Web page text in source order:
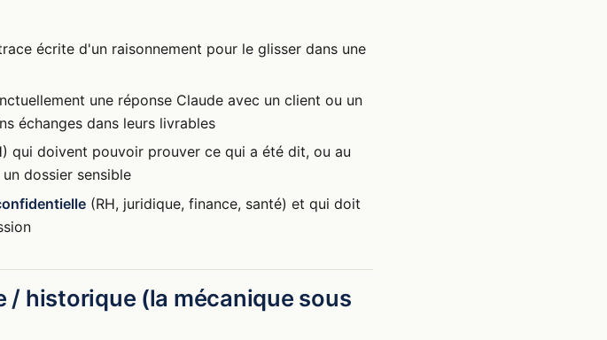
écrite d'un raisonnement pour le glisser dans une
une réponse Claude avec un client ou un
échanges dans leurs livrables
qui doivent pouvoir prouver ce qui a été dit, ou au
dossier sensible
(RH, juridique, finance, santé) et qui doit
/ historique (la mécanique sous